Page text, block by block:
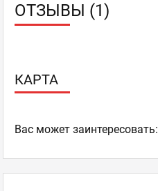
ОТЗЫВЫ (1)
КАРТА
Ваc может заинтересовать: